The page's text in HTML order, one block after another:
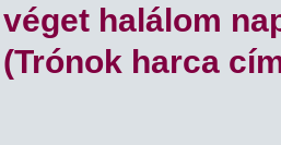
véget halálom
(Trónok harca